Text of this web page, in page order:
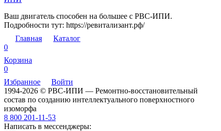
Ваш двигатель способен на большее с РВС-ИПИ.
Подробности тут: https://ревитализант.рф/
Главная
Каталог
0
Корзина
0
Избранное
Войти
1994-2026 © РВС-ИПИ — Ремонтно-восстановительный
состав по созданию интеллектуального поверхностного
изоморфа
8 800 201-11-53
Написать в мессенджеры: